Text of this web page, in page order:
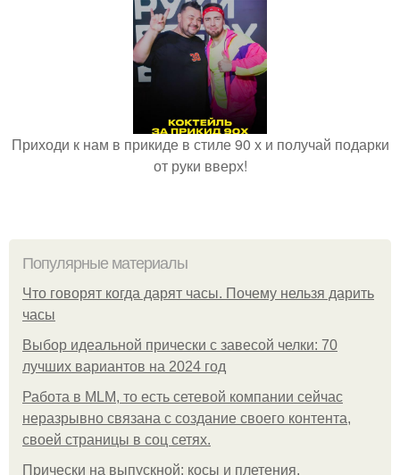
Приходи к нам в прикиде в стиле 90 х и получай подарки
от руки вверх!
Популярные материалы
Что говорят когда дарят часы. Почему нельзя дарить
часы
Выбор идеальной прически с завесой челки: 70
лучших вариантов на 2024 год
Работа в MLM, то есть сетевой компании сейчас
неразрывно связана с создание своего контента,
своей страницы в соц сетях.
Прически на выпускной: косы и плетения.